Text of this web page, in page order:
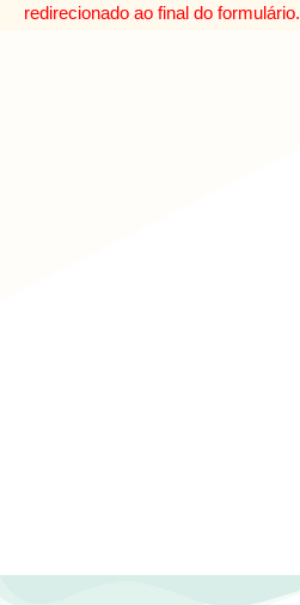
redirecionado ao final do formulário.